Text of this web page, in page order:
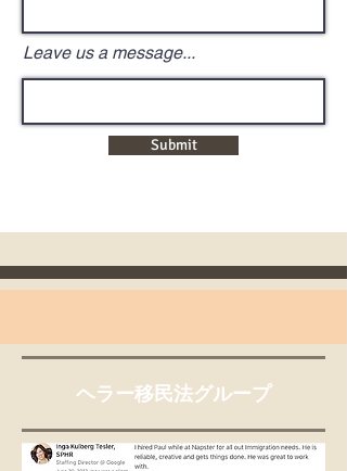
Leave us a message...
Submit
ヘラー移民法グループ